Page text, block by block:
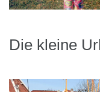
Die kleine